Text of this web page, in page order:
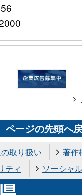
ページの先頭へ
取り扱い
著作
ティ
ソーシャ